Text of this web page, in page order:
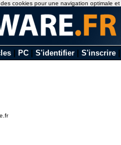
PC S'identifier S'inscrire
cookies pour une navigation optimale